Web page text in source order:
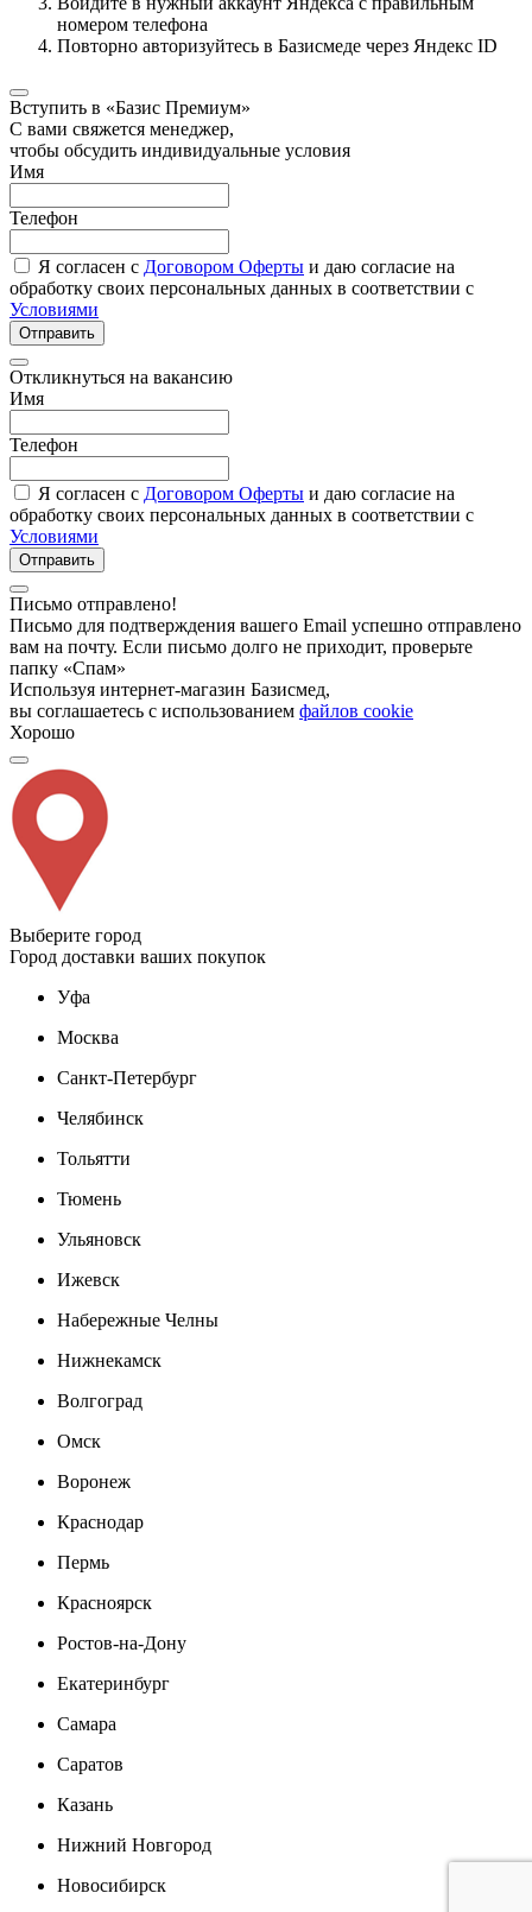
номером телефона
Повторно авторизуйтесь в Базисмеде через Яндекс ID
Вступить в «Базис Премиум»
С вами свяжется менеджер,
чтобы обсудить индивидуальные условия
Имя
Телефон
Я согласен с Договором Оферты и даю согласие на
обработку своих персональных данных в соответствии с
Условиями
Отправить
Откликнуться на вакансию
Имя
Телефон
Я согласен с Договором Оферты и даю согласие на
обработку своих персональных данных в соответствии с
Условиями
Отправить
Письмо отправлено!
Письмо для подтверждения вашего Email успешно отправлено
вам на почту. Если письмо долго не приходит, проверьте
папку «Спам»
Используя интернет-магазин Базисмед,
вы соглашаетесь с использованием файлов cookie
Хорошо
Выберите город
Город доставки ваших покупок
Уфа
Москва
Санкт-Петербург
Челябинск
Тольятти
Тюмень
Ульяновск
Ижевск
Набережные Челны
Нижнекамск
Волгоград
Омск
Воронеж
Краснодар
Пермь
Красноярск
Ростов-на-Дону
Екатеринбург
Самара
Саратов
Казань
Нижний Новгород
Новосибирск